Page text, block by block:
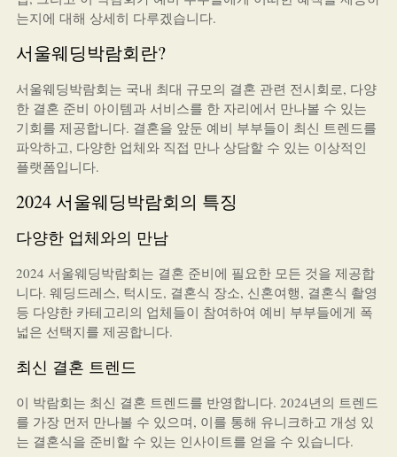
는지에 대해 상세히 다루겠습니다.
서울웨딩박람회란?
서울웨딩박람회는 국내 최대 규모의 결혼 관련 전시회로, 다양
한 결혼 준비 아이템과 서비스를 한 자리에서 만나볼 수 있는
기회를 제공합니다. 결혼을 앞둔 예비 부부들이 최신 트렌드를
파악하고, 다양한 업체와 직접 만나 상담할 수 있는 이상적인
플랫폼입니다.
2024 서울웨딩박람회의 특징
다양한 업체와의 만남
2024 서울웨딩박람회는 결혼 준비에 필요한 모든 것을 제공합
니다. 웨딩드레스, 턱시도, 결혼식 장소, 신혼여행, 결혼식 촬영
등 다양한 카테고리의 업체들이 참여하여 예비 부부들에게 폭
넓은 선택지를 제공합니다.
최신 결혼 트렌드
이 박람회는 최신 결혼 트렌드를 반영합니다. 2024년의 트렌드
를 가장 먼저 만나볼 수 있으며, 이를 통해 유니크하고 개성 있
는 결혼식을 준비할 수 있는 인사이트를 얻을 수 있습니다.